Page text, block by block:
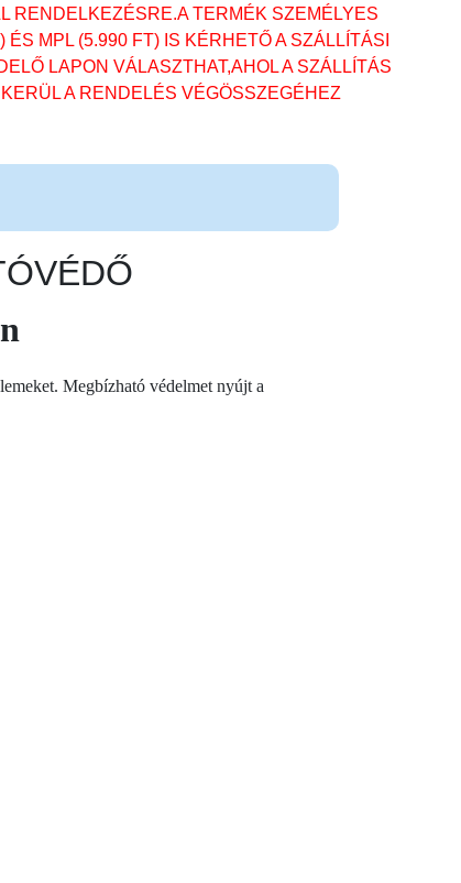
RENDELKEZÉSRE.A TERMÉK SZEMÉLYES
ÉS MPL (5.990 FT) IS KÉRHETŐ A SZÁLLÍTÁSI
LAPON VÁLASZTHAT,AHOL A SZÁLLÍTÁS
A RENDELÉS VÉGÖSSZEGÉHEZ
Megbízható védelmet nyújt a